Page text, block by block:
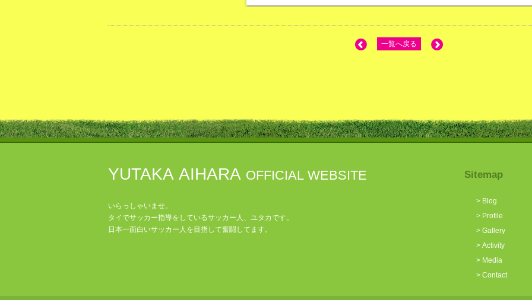
一覧へ戻る
YUTAKA AIHARA OFFICIAL WEBSITE
いらっしゃいませ。
タイでサッカー指導をしているサッカー人、ユタカです。
日本一面白いサッカー人を目指して奮闘してます。
Sitemap
> Blog
> Profile
> Gallery
> Activity
> Media
> Contact